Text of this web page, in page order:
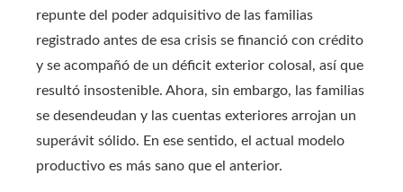
repunte del poder adquisitivo de las familias
registrado antes de esa crisis se financió con crédito
y se acompañó de un déficit exterior colosal, así que
resultó insostenible. Ahora, sin embargo, las familias
se desendeudan y las cuentas exteriores arrojan un
superávit sólido. En ese sentido, el actual modelo
productivo es más sano que el anterior.